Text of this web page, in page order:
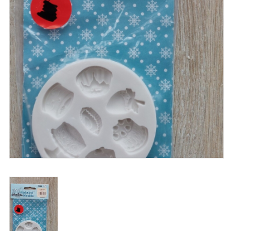
Stempelinkt
Stempelaccesoires
Papier (blokjes) &
Embellishments
Embellishment/bedeltjes
Mixed Media
Diversen